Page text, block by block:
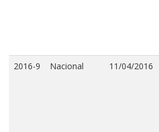
2016-9 Nacional 11/04/2016